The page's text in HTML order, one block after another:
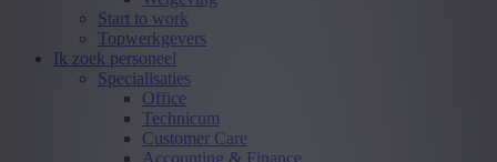
Start to work
Topwerkgevers
Ik zoek personeel
Specialisaties
Office
Technicum
Customer Care
Accounting & Finance